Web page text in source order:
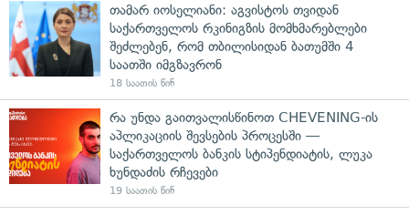
თამარ იოსელიანი: აგვისტოს თვიდან
საქართველოს რკინიგზის მომხმარებლები
შეძლებენ, რომ თბილისიდან ბათუმში 4
საათში იმგზავრონ
18 საათის წინ
რა უნდა გაითვალისწინოთ CHEVENING-ის
აპლიკაციის შევსების პროცესში —
საქართველოს ბანკის სტიპენდიატის, ლუკა
ხუნდაძის რჩევები
19 საათის წინ